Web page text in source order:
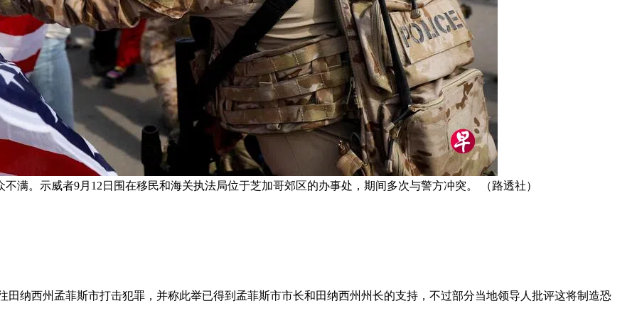
满。示威者9月12日围在移民和海关执法局位于芝加哥郊区的办事处，期间多次与警方冲突。 （路透社）
纳西州孟菲斯市打击犯罪，并称此举已得到孟菲斯市市长和田纳西州州长的支持，不过部分当地领导人批评这将制造恐